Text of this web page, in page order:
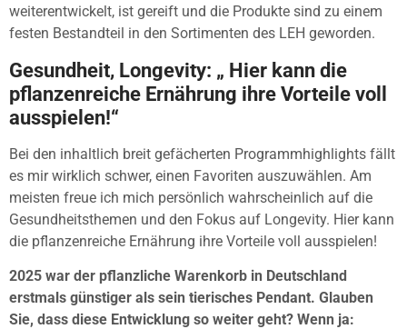
weiterentwickelt, ist gereift und die Produkte sind zu einem
festen Bestandteil in den Sortimenten des LEH geworden.
Gesundheit, Longevity: „ Hier kann die
pflanzenreiche Ernährung ihre Vorteile voll
ausspielen!“
Bei den inhaltlich breit gefächerten Programmhighlights fällt
es mir wirklich schwer, einen Favoriten auszuwählen. Am
meisten freue ich mich persönlich wahrscheinlich auf die
Gesundheitsthemen und den Fokus auf Longevity. Hier kann
die pflanzenreiche Ernährung ihre Vorteile voll ausspielen!
2025 war der pflanzliche Warenkorb in Deutschland
erstmals günstiger als sein tierisches Pendant. Glauben
Sie, dass diese Entwicklung so weiter geht? Wenn ja: